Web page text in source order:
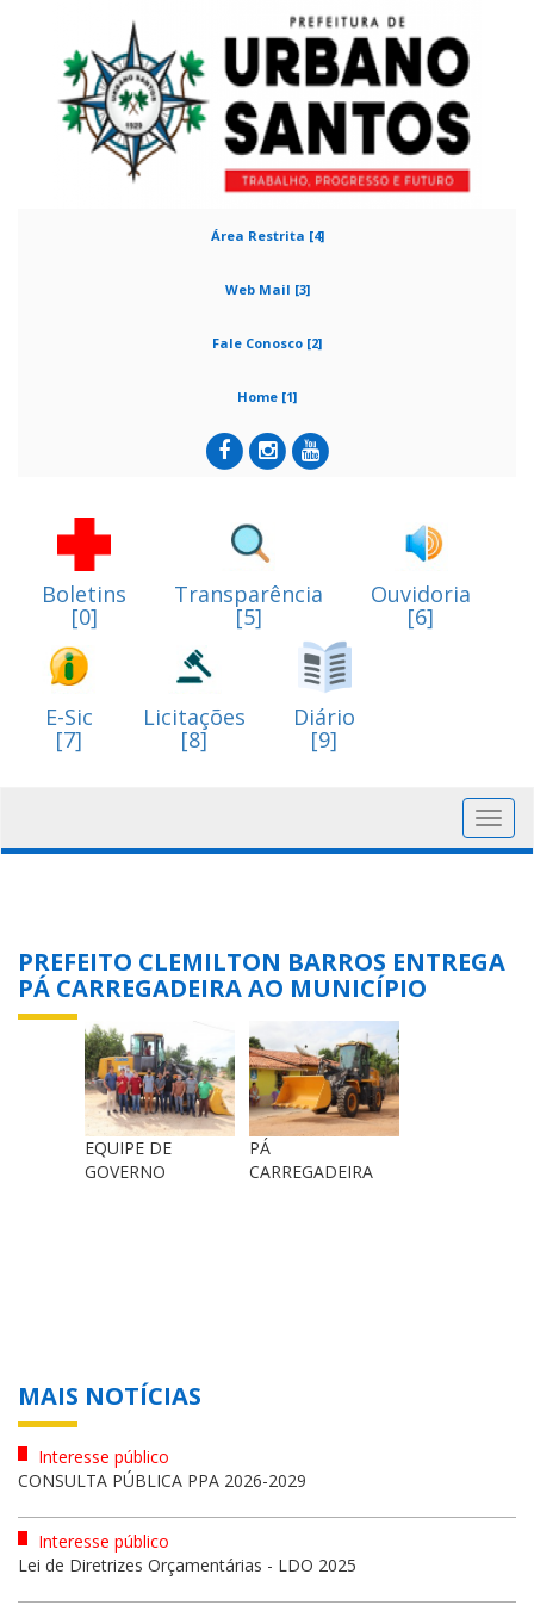
Área Restrita [4]
Web Mail [3]
Fale Conosco [2]
Home [1]
Boletins
[0]
Transparência
[5]
Ouvidoria
[6]
E-Sic
[7]
Licitações
[8]
Diário
[9]
PREFEITO CLEMILTON BARROS ENTREGA
PÁ CARREGADEIRA AO MUNICÍPIO
EQUIPE DE
GOVERNO
PÁ
CARREGADEIRA
MAIS NOTÍCIAS
Interesse público
CONSULTA PÚBLICA PPA 2026-2029
Interesse público
Lei de Diretrizes Orçamentárias - LDO 2025